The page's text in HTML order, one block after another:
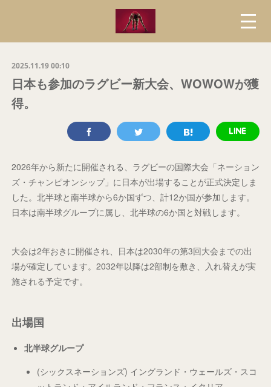
2025.11.19 00:10
日本も参加のラグビー新大会、WOWOWが獲
得。
2026年から新たに開催される、ラグビーの国際大会「ネーション
ズ・チャンピオンシップ」に日本が出場することが正式決定しま
した。北半球と南半球から6か国ずつ、計12か国が参加します。
日本は南半球グループに属し、北半球の6か国と対戦します。
大会は2年おきに開催され、日本は2030年の第3回大会までの出
場が確定しています。2032年以降は2部制を敷き、入れ替えが実
施される予定です。
出場国
北半球グループ
(シックスネーションズ) イングランド・ウェールズ・スコ